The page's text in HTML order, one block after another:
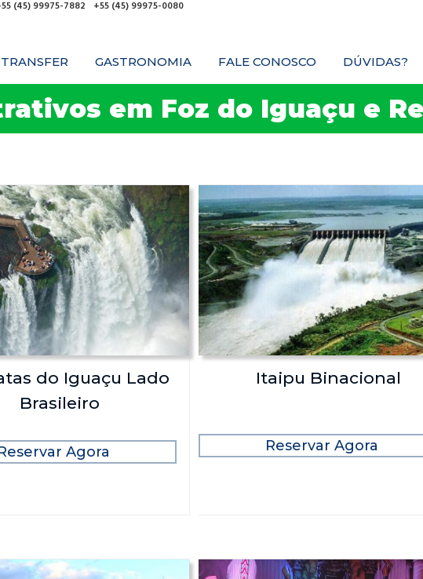
(45) 99975-7882 +55 (45) 99975-0080
TRANSFER GASTRONOMIA FALE CONOSCO DÚVIDAS?
em Foz do Iguaçu e
do Iguaçu Lado
Brasileiro
Agora
Itaipu Binacional
Reservar Agora